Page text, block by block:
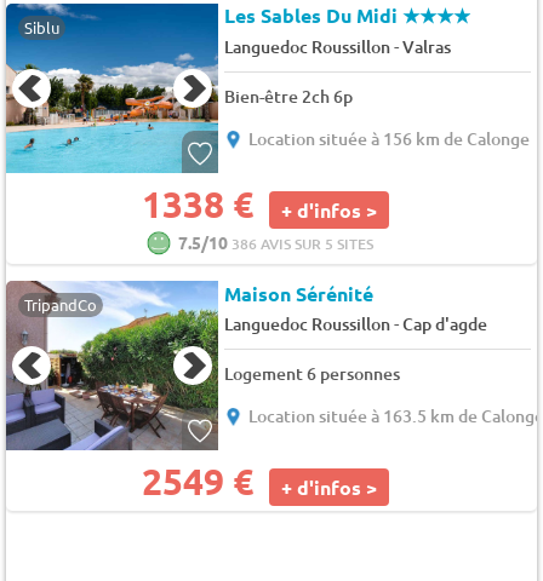
Siblu Les Sables Du Midi★★★★
Languedoc Roussillon-Valras
Bien-être 2ch 6p
Location située à 156 km de Calonge
1338 € + d'infos >
7.5/10 386 AVIS SUR 5 SITES
TripandCo Maison Sérénité
Languedoc Roussillon-Cap d'agde
Logement 6 personnes
Location située à 163.5 km de
2549 € + d'infos >